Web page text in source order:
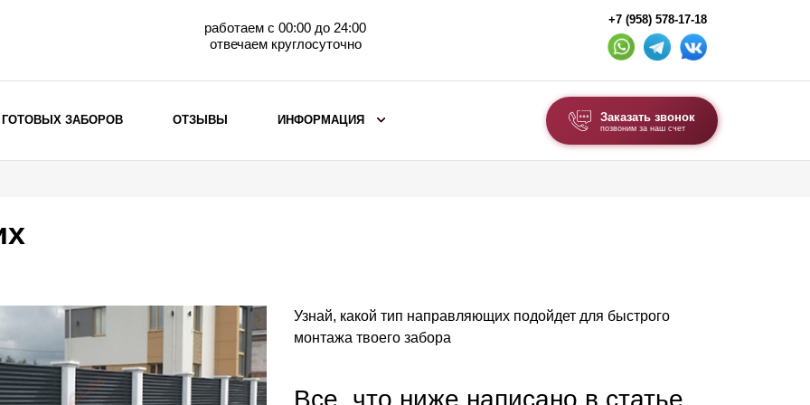
работаем с 00:00 до 24:00
отвечаем круглосуточно
+7 (958) 578-17-18
Забор жалюзи с кирпичными столбами
Металлические заборы
Металлические ограждения
ВОРОТА И КАЛИТКИ
ГОТОВЫХ ЗАБОРОВ ОТЗЫВЫ ИНФОРМАЦИЯ Заказать звонок
позвоним за наш счет
Узнай, какой тип направляющих подойдет для быстрого
монтажа твоего забора